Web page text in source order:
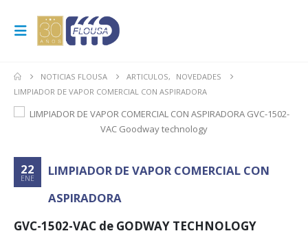
NOTICIAS FLOUSA ARTICULOS,
NOVEDADES
LIMPIADOR DE VAPOR COMERCIAL CON ASPIRADORA
22
ENE
LIMPIADOR DE VAPOR COMERCIAL CON
ASPIRADORA
GVC-1502-VAC de GODWAY TECHNOLOGY